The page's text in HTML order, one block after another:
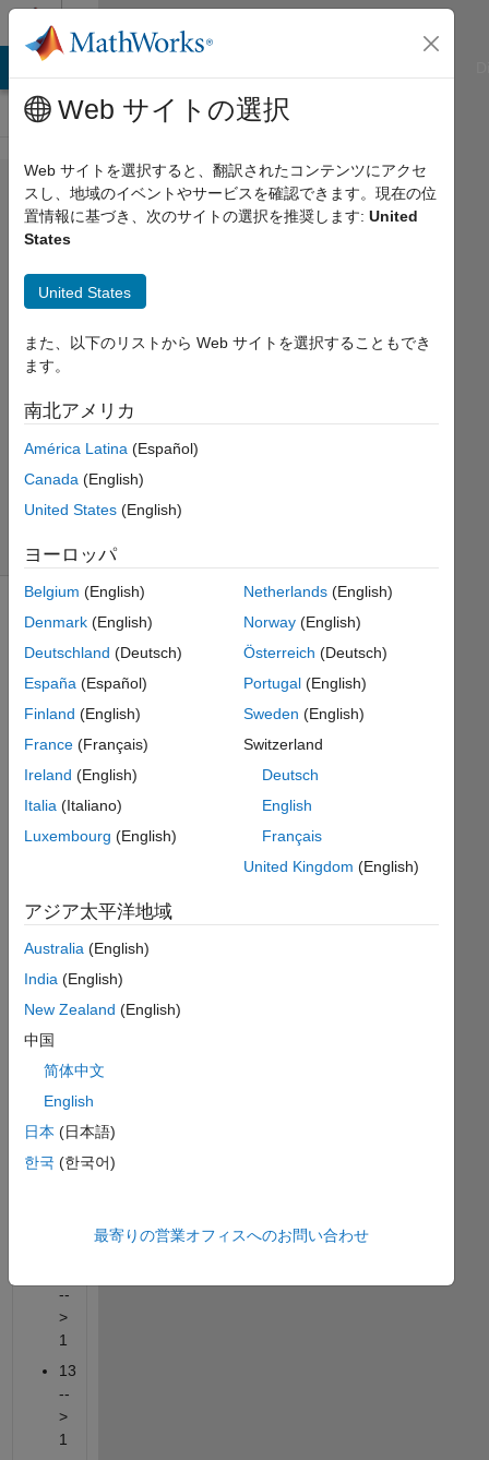
コンテンツへスキップ
Problem
47.
leading
zero
MathWorks
Cody Team
solvers
Benford's
Law
that
the
distribution
leading
digits
This
is
probably
because
things
grow
logarithmically.
the
leading
digit
--
>
1
13
--
>
1
Web サイトの選択
Web サイトを選択すると、翻訳されたコンテンツにアクセ
スし、地域のイベントやサービスを確認できます。現在の位
置情報に基づき、次のサイトの選択を推奨します: United
States
United States
また、以下のリストから Web サイトを選択することもでき
ます。
南北アメリカ
América Latina (Español)
Canada (English)
United States (English)
ヨーロッパ
Belgium (English)
Denmark (English)
Deutschland (Deutsch)
España (Español)
Finland (English)
France (Français)
Ireland (English)
Italia (Italiano)
Luxembourg (English)
Netherlands(English)
Norway(English)
Österreich (Deutsch)
Portugal(English)
Sweden (English)
Switzerland
Deutsch
English
Français
United Kingdom (English)
アジア太平洋地域
Australia (English)
India (English)
New Zealand (English)
中国
简体中文
English
日本 (日本語)
한국 (한국어)
最寄りの営業オフィスへのお問い合わせ